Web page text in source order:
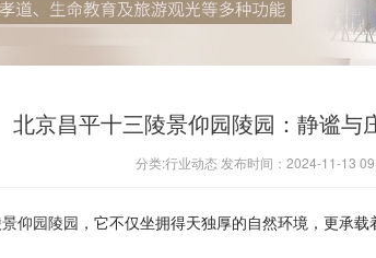
北京昌平十三陵景仰园陵园：静谧与
分类:行业动态 发布时间：2024-11-13
景仰园陵园 ，它不仅坐拥得天独厚的自然环境，更承